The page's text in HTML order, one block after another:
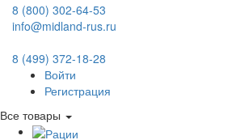
8 (800) 302-64-53
info@midland-rus.ru
8 (499) 372-18-28
Войти
Регистрация
Все товары